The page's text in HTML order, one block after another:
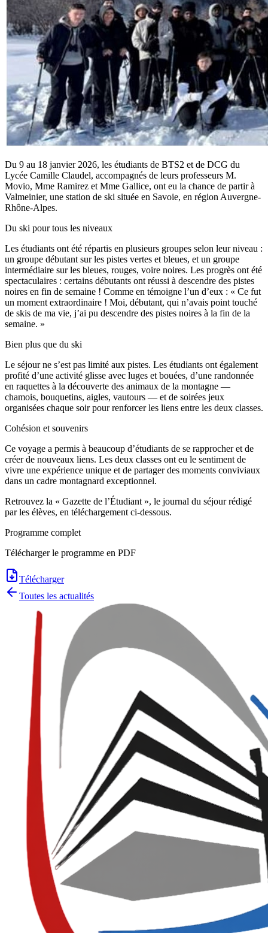
Du 9 au 18 janvier 2026, les étudiants de BTS2 et de DCG du
Lycée Camille Claudel, accompagnés de leurs professeurs M.
Movio, Mme Ramirez et Mme Gallice, ont eu la chance de partir à
Valmeinier, une station de ski située en Savoie, en région Auvergne-
Rhône-Alpes.
Du ski pour tous les niveaux
Les étudiants ont été répartis en plusieurs groupes selon leur niveau :
un groupe débutant sur les pistes vertes et bleues, et un groupe
intermédiaire sur les bleues, rouges, voire noires. Les progrès ont été
spectaculaires : certains débutants ont réussi à descendre des pistes
noires en fin de semaine ! Comme en témoigne l’un d’eux : « Ce fut
un moment extraordinaire ! Moi, débutant, qui n’avais point touché
de skis de ma vie, j’ai pu descendre des pistes noires à la fin de la
semaine. »
Bien plus que du ski
Le séjour ne s’est pas limité aux pistes. Les étudiants ont également
profité d’une activité glisse avec luges et bouées, d’une randonnée
en raquettes à la découverte des animaux de la montagne —
chamois, bouquetins, aigles, vautours — et de soirées jeux
organisées chaque soir pour renforcer les liens entre les deux classes.
Cohésion et souvenirs
Ce voyage a permis à beaucoup d’étudiants de se rapprocher et de
créer de nouveaux liens. Les deux classes ont eu le sentiment de
vivre une expérience unique et de partager des moments conviviaux
dans un cadre montagnard exceptionnel.
Retrouvez la « Gazette de l’Étudiant », le journal du séjour rédigé
par les élèves, en téléchargement ci-dessous.
Programme complet
Télécharger le programme en PDF
Télécharger
Toutes les actualités